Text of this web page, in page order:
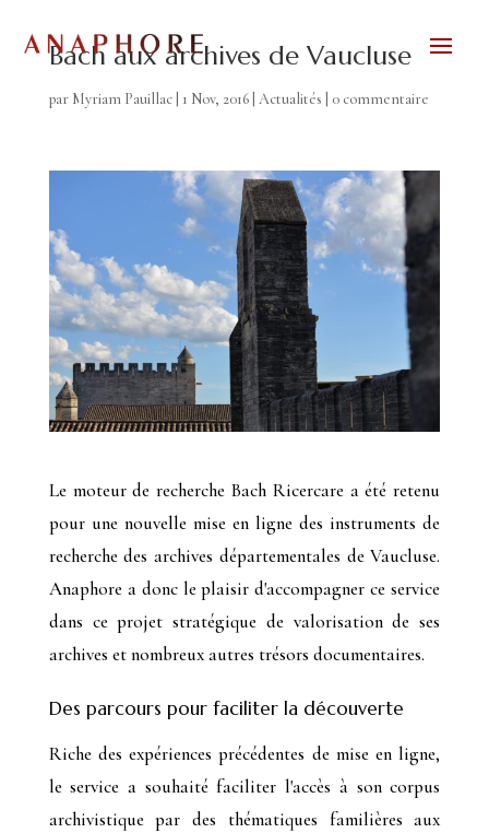
Bach aux archives de Vaucluse
par Myriam Pauillac| 1 Nov, 2016| Actualités 0 commentaire
Le moteur de recherche Bach Ricercare a été retenu
pour une nouvelle mise en ligne des instruments de
recherche des archives départementales de Vaucluse.
Anaphore a donc le plaisir d'accompagner ce service
dans ce projet stratégique de valorisation de ses
archives et nombreux autres trésors documentaires.
Des parcours pour faciliter la découverte
Riche des expériences précédentes de mise en ligne,
le service a souhaité faciliter l'accès à son corpus
archivistique par des thématiques familières aux